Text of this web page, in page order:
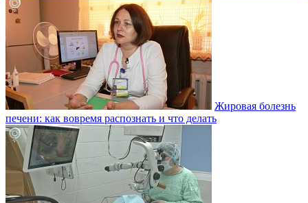
Жировая болезнь
печени: как вовремя распознать и что делать